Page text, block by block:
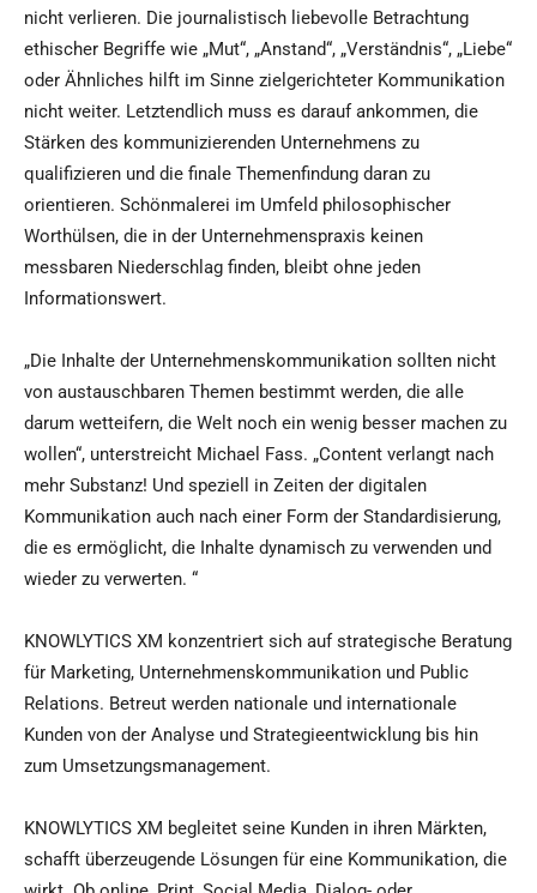
nicht verlieren. Die journalistisch liebevolle Betrachtung
ethischer Begriffe wie „Mut“, „Anstand“, „Verständnis“, „Liebe“
oder Ähnliches hilft im Sinne zielgerichteter Kommunikation
nicht weiter. Letztendlich muss es darauf ankommen, die
Stärken des kommunizierenden Unternehmens zu
qualifizieren und die finale Themenfindung daran zu
orientieren. Schönmalerei im Umfeld philosophischer
Worthülsen, die in der Unternehmenspraxis keinen
messbaren Niederschlag finden, bleibt ohne jeden
Informationswert.
„Die Inhalte der Unternehmenskommunikation sollten nicht
von austauschbaren Themen bestimmt werden, die alle
darum wetteifern, die Welt noch ein wenig besser machen zu
wollen“, unterstreicht Michael Fass. „Content verlangt nach
mehr Substanz! Und speziell in Zeiten der digitalen
Kommunikation auch nach einer Form der Standardisierung,
die es ermöglicht, die Inhalte dynamisch zu verwenden und
wieder zu verwerten. “
KNOWLYTICS XM konzentriert sich auf strategische Beratung
für Marketing, Unternehmenskommunikation und Public
Relations. Betreut werden nationale und internationale
Kunden von der Analyse und Strategieentwicklung bis hin
zum Umsetzungsmanagement.
KNOWLYTICS XM begleitet seine Kunden in ihren Märkten,
schafft überzeugende Lösungen für eine Kommunikation, die